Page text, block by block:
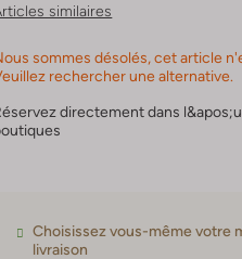
similaires
sommes désolés, cet article
rechercher une alternative.
directement dans
Choisissez vous-même votre
livraison